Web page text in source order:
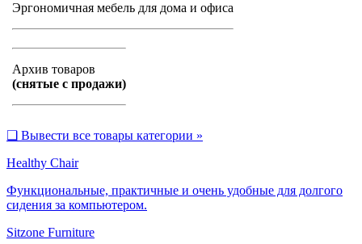
Эргономичная мебель для дома и офиса
Архив товаров
(снятые с продажи)
❑ Вывести все товары категории »
Healthy Chair
Функциональные, практичные и очень удобные для долгого
сидения за компьютером.
Sitzone Furniture